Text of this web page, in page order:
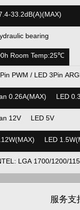
-33.2dB(A)(MAX)
bearing
Room Temp:25℃
PWM / LED 3Pin
0.26A(MAX) LED
12V LED 5V
LED
LGA 1700/
服务支